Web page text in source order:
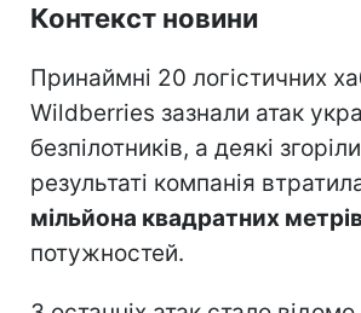
Контекст новини
Принаймні 20 логістичних
Wildberries зазнали атак
безпілотників, а деякі
результаті компанія
мільйона квадратних
потужностей.